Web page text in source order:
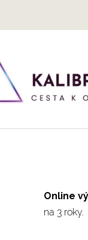
Online
na 3 roky.